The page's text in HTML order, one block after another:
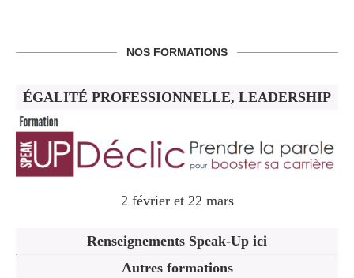
NOS FORMATIONS
ÉGALITÉ PROFESSIONNELLE, LEADERSHIP
2 février et 22 mars
Renseignements Speak-Up ici
Autres formations